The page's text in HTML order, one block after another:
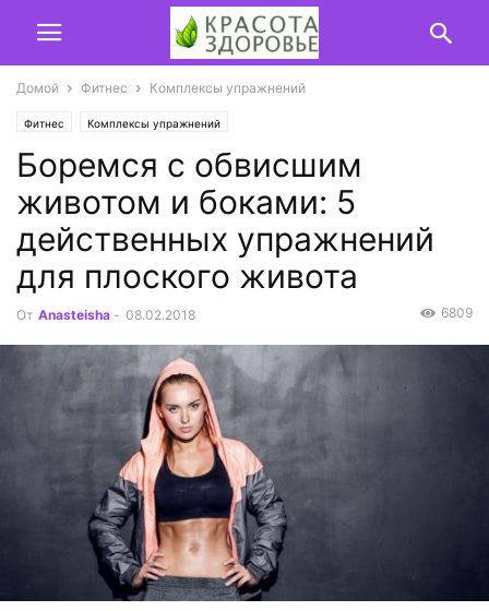
Домой Фитнес Комплексы упражнений
Фитнес Комплексы упражнений
Боремся с обвисшим
животом и боками: 5
действенных упражнений
для плоского живота
От Anasteisha - 08.02.2018 6809